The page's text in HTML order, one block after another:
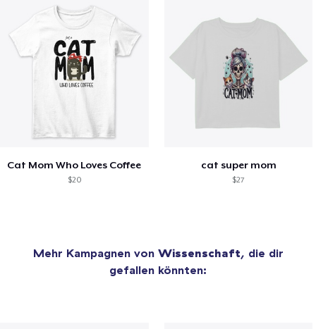
Cat Mom Who Loves Coffee
$20
cat super mom
$27
Mehr Kampagnen von Wissenschaft, die dir
gefallen könnten: